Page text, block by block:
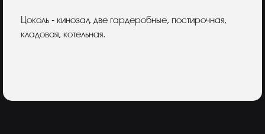
Цоколь - кинозал, две гардеробные, постирочная,
кладовая, котельная.